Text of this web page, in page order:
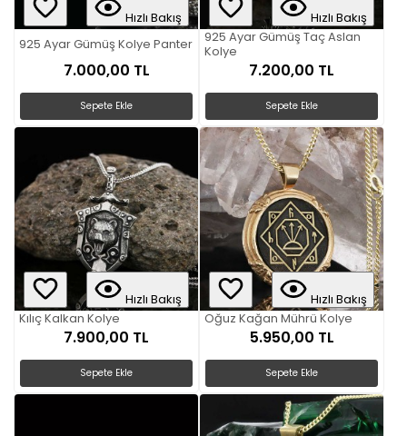
Hızlı Bakış
925 Ayar Gümüş Kolye Panter
7.000,00 TL
Sepete Ekle
Hızlı Bakış
925 Ayar Gümüş Taç Aslan
Kolye
7.200,00 TL
Sepete Ekle
Hızlı Bakış
Kılıç Kalkan Kolye
7.900,00 TL
Sepete Ekle
Hızlı Bakış
Oğuz Kağan Mührü Kolye
5.950,00 TL
Sepete Ekle